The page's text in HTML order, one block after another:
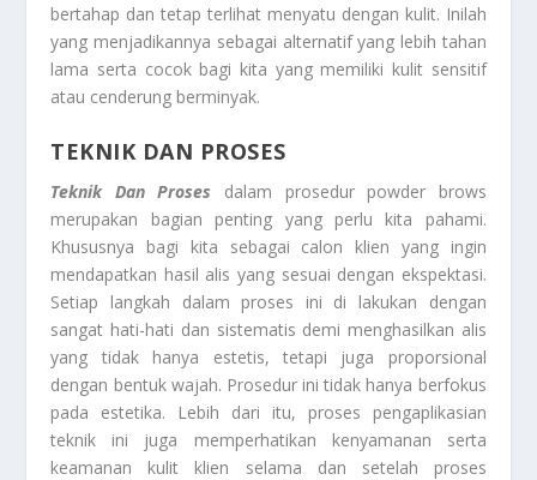
bertahap dan tetap terlihat menyatu dengan kulit. Inilah
yang menjadikannya sebagai alternatif yang lebih tahan
lama serta cocok bagi kita yang memiliki kulit sensitif
atau cenderung berminyak.
TEKNIK DAN PROSES
Teknik Dan Proses dalam prosedur powder brows
merupakan bagian penting yang perlu kita pahami.
Khususnya bagi kita sebagai calon klien yang ingin
mendapatkan hasil alis yang sesuai dengan ekspektasi.
Setiap langkah dalam proses ini di lakukan dengan
sangat hati-hati dan sistematis demi menghasilkan alis
yang tidak hanya estetis, tetapi juga proporsional
dengan bentuk wajah. Prosedur ini tidak hanya berfokus
pada estetika. Lebih dari itu, proses pengaplikasian
teknik ini juga memperhatikan kenyamanan serta
keamanan kulit klien selama dan setelah proses